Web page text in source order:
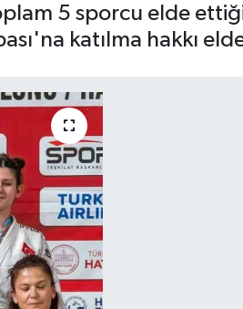
5 sporcu elde
katılma hakkı